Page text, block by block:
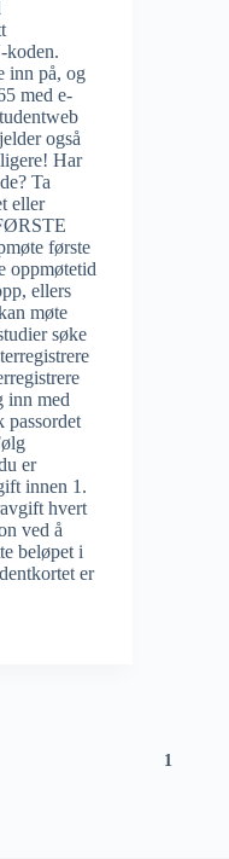
koden.
inn på, og
med e-
også
Har
Ta
eller
første
oppmøtetid
ellers
møte
søke
inn med
passordet
er
innen 1.
hvert
ved å
beløpet i
er
1